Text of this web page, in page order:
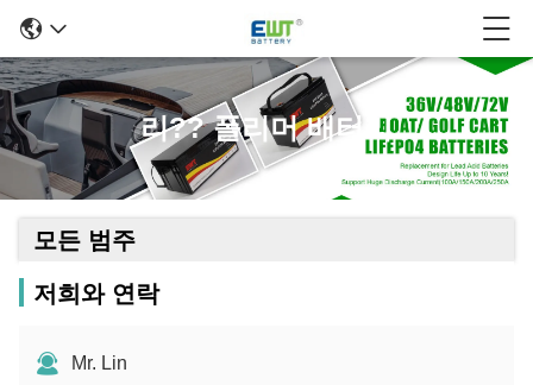
리?? 폴리머 배터리
모든 범주
저희와 연락
Mr. Lin